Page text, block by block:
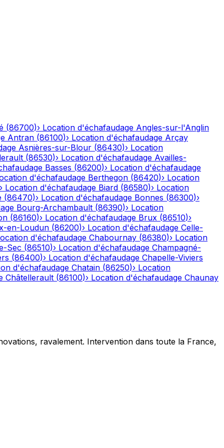
(86700)› Location d'échafaudage Angles-sur-l'Anglin
Antran (86100)› Location d'échafaudage Arçay
Asnières-sur-Blour (86430)› Location
(86530)› Location d'échafaudage Availles-
Basses (86200)› Location d'échafaudage
d'échafaudage Berthegon (86420)› Location
› Location d'échafaudage Biard (86580)› Location
(86470)› Location d'échafaudage Bonnes (86300)›
Bourg-Archambault (86390)› Location
(86160)› Location d'échafaudage Brux (86510)›
en-Loudun (86200)› Location d'échafaudage Celle-
d'échafaudage Chabournay (86380)› Location
Sec (86510)› Location d'échafaudage Champagné-
(86400)› Location d'échafaudage Chapelle-Viviers
d'échafaudage Chatain (86250)› Location
Châtellerault (86100)› Location d'échafaudage Chaunay
ravalement. Intervention dans toute la France,